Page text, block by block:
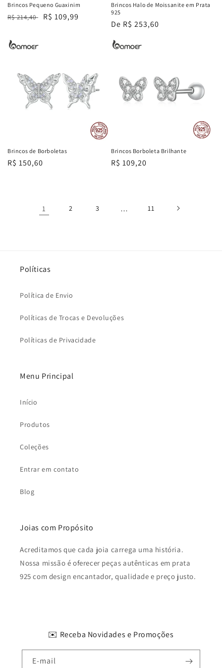
Brincos Pequeno Guaxinim
Preço
R$ 214,40
Preço
R$ 109,99
Brincos Halo de Moissanite em Prata
925
Preço
De R$ 253,60
Brincos de Borboletas
Preço
R$ 150,60
Brincos Borboleta Brilhante
Preço
R$ 109,20
1 2 3 … 11
Políticas
Política de Envio
Políticas de Trocas e Devoluções
Políticas de Privacidade
Menu Principal
Início
Produtos
Coleções
Entrar em contato
Blog
Joias com Propósito
Acreditamos que cada joia carrega uma história.
Nossa missão é oferecer peças autênticas em prata
925 com design encantador, qualidade e preço justo.
✉️ Receba Novidades e Promoções
E-mail